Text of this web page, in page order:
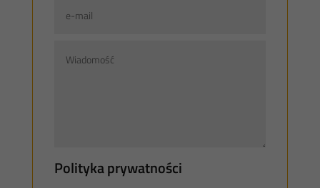
Polityka prywatności